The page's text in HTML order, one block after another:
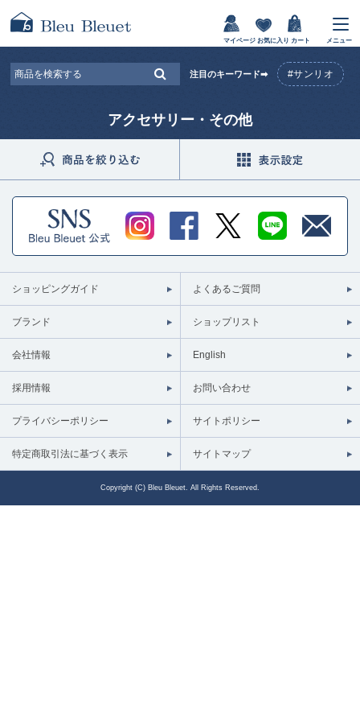
マイページ お気に入り カート メニュー
注目のキーワード➡ #サンリオ
アクセサリー・その他
ショッピングガイド よくあるご質問
ブランド ショップリスト
会社情報 English
採用情報 お問い合わせ
プライバシーポリシー サイトポリシー
特定商取引法に基づく表示 サイトマップ
Copyright (C) Bleu Bleuet. All Rights Reserved.